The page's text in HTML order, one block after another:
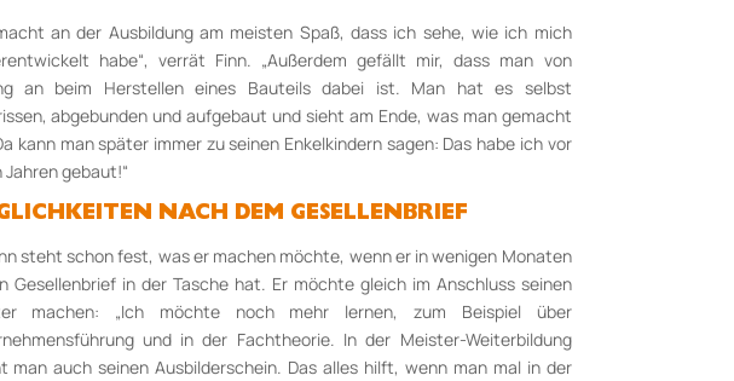
an der Ausbildung am meisten Spaß, dass ich sehe, wie ich mich
habe“, verrät Finn. „Außerdem gefällt mir, dass man von
an beim Herstellen eines Bauteils dabei ist. Man hat es selbst
abgebunden und aufgebaut und sieht am Ende, was man gemacht
kann man später immer zu seinen Enkelkindern sagen: Das habe ich vor
Jahren gebaut!“
NACH DEM GESELLENBRIEF
steht schon fest, was er machen möchte, wenn er in wenigen Monaten
Gesellenbrief in der Tasche hat. Er möchte gleich im Anschluss seinen
machen: „Ich möchte noch mehr lernen, zum Beispiel über
und in der Fachtheorie. In der Meister-Weiterbildung
man auch seinen Ausbilderschein. Das alles hilft, wenn man mal in der